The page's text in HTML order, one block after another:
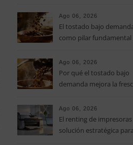
especialidad
Ago 06, 2026
El tostado bajo
como pilar fundamental
Ago 06, 2026
Por qué el tostado bajo
demanda mejora la
especialidad
Ago 06, 2026
El renting de
solución estratégica para